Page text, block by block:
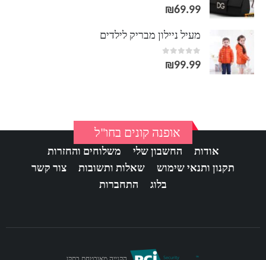
0
out of 5
₪69.99
מעיל ניילון מבריק לילדים
0
out of 5
₪99.99
אופנה קונים בחו"ל
אודות החשבון שלי
משלוחים והחזרות
תקנון ותנאי שימוש
שאלות ותשובות
צור קשר
בלוג
התחברות